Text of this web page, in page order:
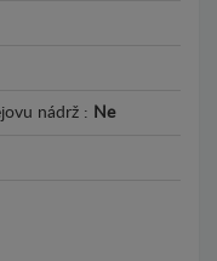
nádrž : Ne